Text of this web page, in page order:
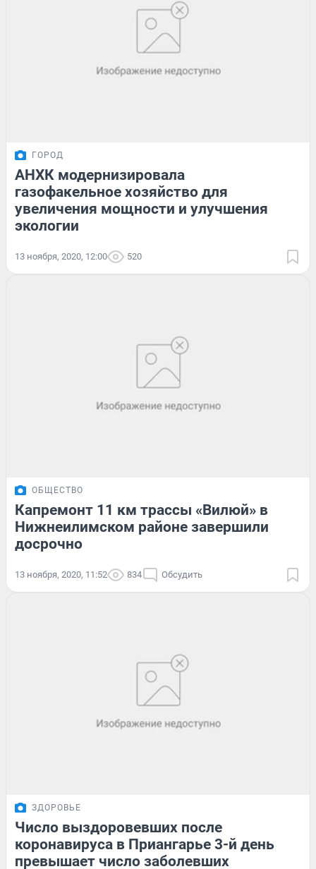
ГОРОД
АНХК модернизировала
газофакельное хозяйство для
увеличения мощности и улучшения
экологии
13 ноября, 2020, 12:00 520
ОБЩЕСТВО
Капремонт 11 км трассы «Вилюй» в
Нижнеилимском районе завершили
досрочно
13 ноября, 2020, 11:52 834 Обсудить
ЗДОРОВЬЕ
Число выздоровевших после
коронавируса в Приангарье 3-й день
превышает число заболевших